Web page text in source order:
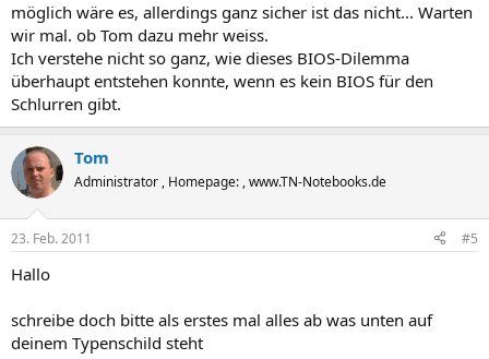
möglich wäre es, allerdings ganz sicher ist das nicht... Warten
wir mal. ob Tom dazu mehr weiss.
Ich verstehe nicht so ganz, wie dieses BIOS-Dilemma
überhaupt entstehen konnte, wenn es kein BIOS für den
Schlurren gibt.
Tom
Administrator , Homepage: , www.TN-Notebooks.de
23. Feb. 2011 #5
Hallo
schreibe doch bitte als erstes mal alles ab was unten auf
deinem Typenschild steht